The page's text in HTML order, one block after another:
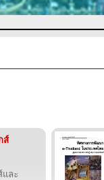
ส์
และ